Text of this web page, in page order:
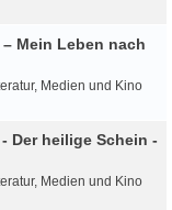
Mein Leben nach
Medien und Kino
Der heilige Schein -
Medien und Kino